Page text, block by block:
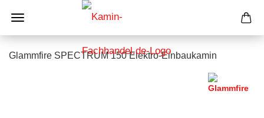
Glammfire SPECTRUM 150 Elektro-Einbaukamin